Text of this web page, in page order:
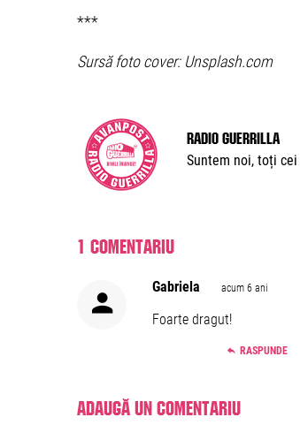
***
Sursă foto cover: Unsplash.com
Radio Guerrilla
Suntem noi, toți
1 comentariu
Gabriela acum 6 ani
Foarte dragut!
RASPUNDE
Adaugă un comentariu